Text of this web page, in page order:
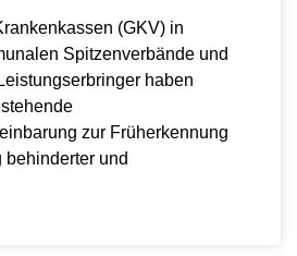
(GKV) in
Spitzenverbände und
haben
zur Früherkennung
behinderter und